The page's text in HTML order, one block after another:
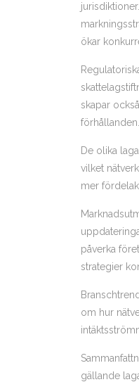
ökar
skapar
förhållanden.
De olika
vilket
mer
påverka
strategier
om hur
gällande